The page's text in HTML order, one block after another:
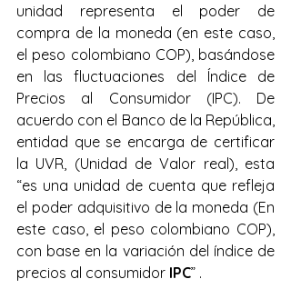
unidad representa el poder de
compra de la moneda (en este caso,
el peso colombiano COP), basándose
en las fluctuaciones del Índice de
Precios al Consumidor (IPC). De
acuerdo con el Banco de la República,
entidad que se encarga de certificar
la UVR, (Unidad de Valor real), esta
“es una unidad de cuenta que refleja
el poder adquisitivo de la moneda (En
este caso, el peso colombiano COP),
con base en la variación del índice de
precios al consumidor IPC” .